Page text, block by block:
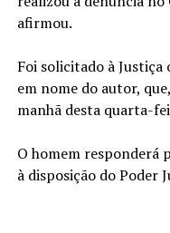
afirmou.
Foi solicitado à
em nome do autor,
manhã desta quarta-
O homem responderá
à disposição do Poder